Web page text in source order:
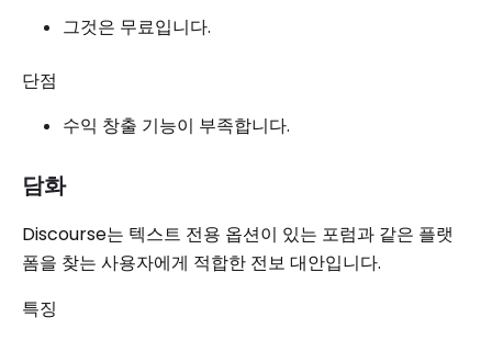
그것은 무료입니다.
단점
수익 창출 기능이 부족합니다.
담화
Discourse는 텍스트 전용 옵션이 있는 포럼과 같은 플랫
폼을 찾는 사용자에게 적합한 전보 대안입니다.
특징